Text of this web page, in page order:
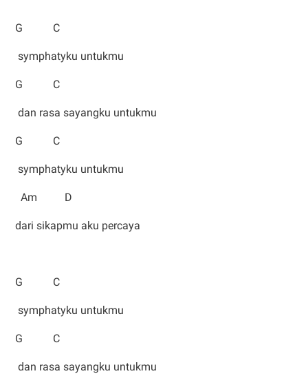
G C
symphatyku untukmu
G C
dan rasa sayangku untukmu
G C
symphatyku untukmu
Am D
dari sikapmu aku percaya
G C
symphatyku untukmu
G C
dan rasa sayangku untukmu